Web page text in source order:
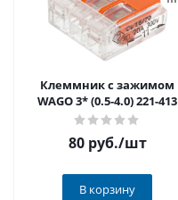
Клеммник с зажимом
WAGO 3* (0.5-4.0) 221-413
80 руб./шт
В корзину